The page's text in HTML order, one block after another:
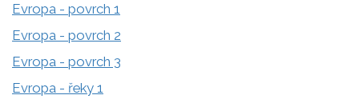
Evropa - povrch 1
Evropa - povrch 2
Evropa - povrch 3
Evropa - řeky 1